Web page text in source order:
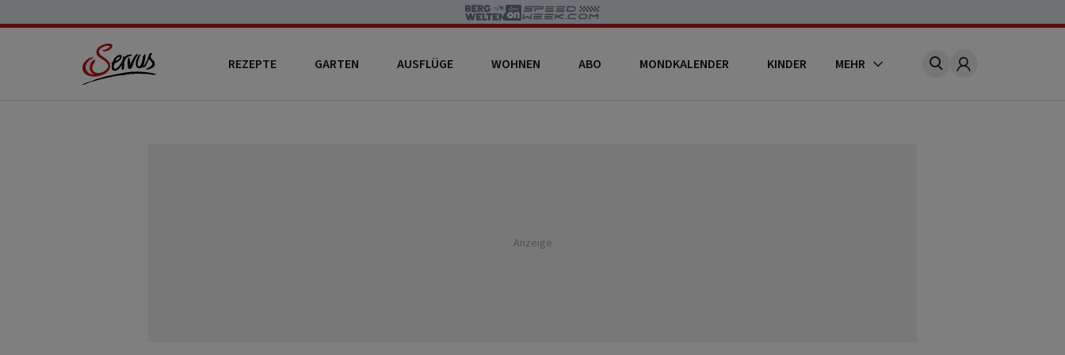
REZEPTE GARTEN AUSFLÜGE WOHNEN ABO MONDKALENDER KINDER MEHR Account
Anzeige